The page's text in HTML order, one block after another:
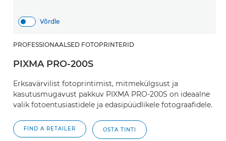
Võrdle
PROFESSIONAALSED FOTOPRINTERID
PIXMA PRO-200S
Erksavärvilist fotoprintimist, mitmekülgsust ja
kasutusmugavust pakkuv PIXMA PRO-200S on ideaalne
valik fotoentusiastidele ja edasipüüdlikele fotograafidele.
FIND A RETAILER OSTA TINTI